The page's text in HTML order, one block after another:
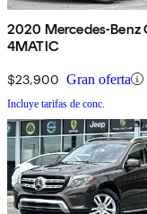
2020 Mercedes-Benz
4MATIC
$23,900 Gran oferta
Incluye tarifas de conc.